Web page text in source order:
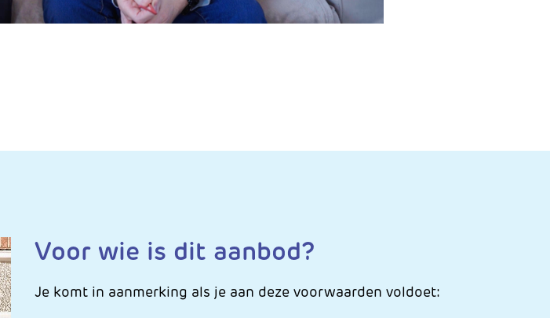
Voor wie is dit aanbod?
Je komt in aanmerking als je aan deze voorwaarden voldoet: